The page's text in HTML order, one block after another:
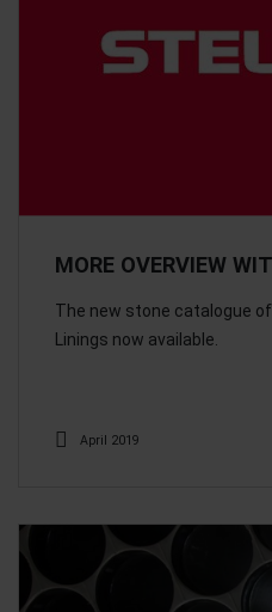
MORE OVERVIEW
The new stone catalogue
Linings now available.
April 2019